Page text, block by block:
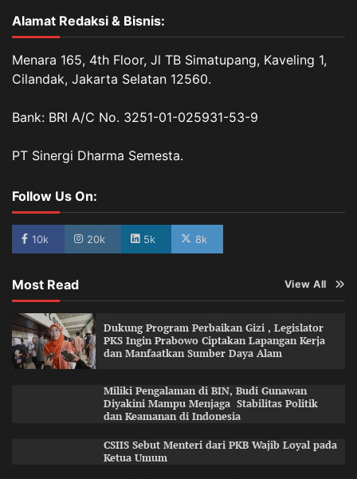
Alamat Redaksi & Bisnis:
Menara 165, 4th Floor, Jl TB Simatupang, Kaveling 1,
Cilandak, Jakarta Selatan 12560.
Bank: BRI A/C No. 3251-01-025931-53-9
PT Sinergi Dharma Semesta.
Follow Us On:
10k 20k 5k 8k
Most Read View All
Dukung Program Perbaikan Gizi , Legislator
PKS Ingin Prabowo Ciptakan Lapangan Kerja
dan Manfaatkan Sumber Daya Alam
Miliki Pengalaman di BIN, Budi Gunawan
Diyakini Mampu Menjaga Stabilitas Politik
dan Keamanan di Indonesia
CSIIS Sebut Menteri dari PKB Wajib Loyal pada
Ketua Umum